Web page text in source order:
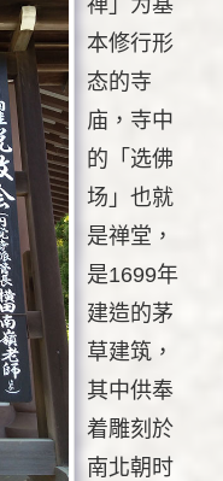
本修行形
态的寺
庙，寺中
的「选佛
场」也就
是禅堂，
是1699年
建造的茅
草建筑，
其中供奉
着雕刻於
南北朝时